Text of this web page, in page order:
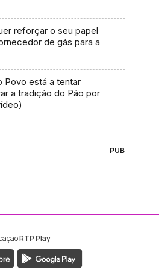
reforçar o seu papel
de gás para a
Povo está a tentar
a tradição do Pão por
PUB
Madeira
RTP Play